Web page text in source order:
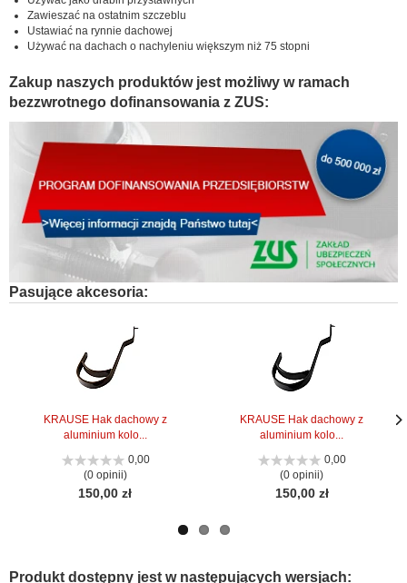
Zawieszać na ostatnim szczeblu
Ustawiać na rynnie dachowej
Używać na dachach o nachyleniu większym niż 75 stopni
Zakup naszych produktów jest możliwy w ramach
bezzwrotnego dofinansowania z ZUS:
Pasujące akcesoria:
KRAUSE Hak dachowy z
aluminium kolo...
0,00
(0 opinii)
150,00 zł
KRAUSE Hak dachowy z
aluminium kolo...
0,00
(0 opinii)
150,00 zł
Produkt dostępny jest w następujących wersjach: